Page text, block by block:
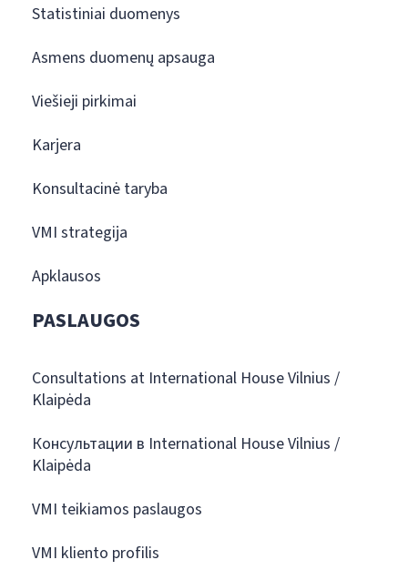
Statistiniai duomenys
Asmens duomenų apsauga
Viešieji pirkimai
Karjera
Konsultacinė taryba
VMI strategija
Apklausos
PASLAUGOS
Consultations at International House Vilnius /
Klaipėda
Консультации в International House Vilnius /
Klaipėda
VMI teikiamos paslaugos
VMI kliento profilis